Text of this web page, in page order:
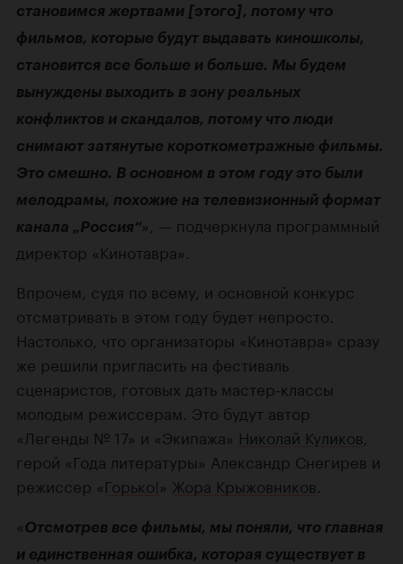
становимся жертвами [этого], потому что
фильмов, которые будут выдавать киношколы,
становится все больше и больше. Мы будем
вынуждены выходить в зону реальных
конфликтов и скандалов, потому что люди
снимают затянутые короткометражные фильмы.
Это смешно. В основном в этом году это были
мелодрамы, похожие на телевизионный формат
канала „Россия“», — подчеркнула программный
директор «Кинотавра».
Впрочем, судя по всему, и основной конкурс
отсматривать в этом году будет непросто.
Настолько, что организаторы «Кинотавра» сразу
же решили пригласить на фестиваль
сценаристов, готовых дать мастер-классы
молодым режиссерам. Это будут автор
«Легенды № 17» и «Экипажа» Николай Куликов
герой «Года литературы» Александр Снегирев и
режиссер «Горько!» Жора Крыжовников
«Отсмотрев все фильмы, мы поняли, что главная
и единственная ошибка, которая существует в